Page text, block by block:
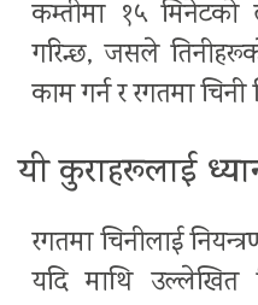
कम्तीमा १५ मिनेटको
गरिन्छ, जसले
काम गर्न र रगतमा चिनी
यी कुराहरूलाई
रगतमा चिनीलाई
यदि माथि उल्लेखित